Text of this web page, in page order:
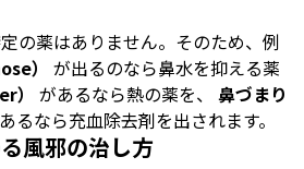
の薬はありません。そのため、例
）
が出るのなら鼻水を抑える薬
） があるなら熱の薬を、 鼻づまり
るなら充血除去剤を出されます。
風邪の治し方